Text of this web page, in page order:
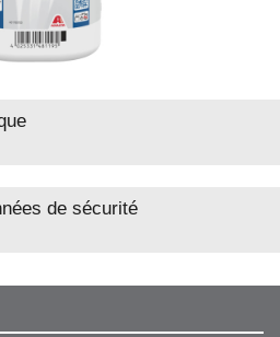
de sécurité